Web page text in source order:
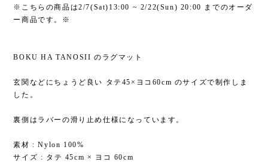
※こちらの商品は2/7(Sat)13:00 ~ 2/22(Sun) 20:00 までのオーダ
ー商品です。※
BOKU HA TANOSII のラグマット
玄関などにちょうど良い タテ45×ヨコ60cm のサイズで制作しま
した。
裏側はラバーの滑り止め仕様になっています。
素材 : Nylon 100%
サイズ : タテ 45cm × ヨコ 60cm